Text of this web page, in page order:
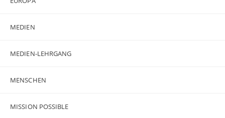
MEDIEN
MEDIEN-LEHRGANG
MENSCHEN
MISSION POSSIBLE